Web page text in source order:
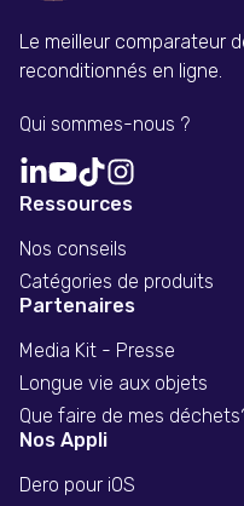
Le meilleur comparateur
reconditionnés en ligne.
Qui sommes-nous ?
Ressources
Nos conseils
Catégories de produits
Partenaires
Media Kit - Presse
Longue vie aux objets
Que faire de mes
Nos Appli
Dero pour iOS